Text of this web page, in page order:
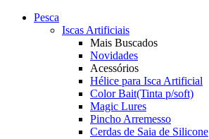
Pesca
Iscas Artificiais
Mais Buscados
Novidades
Acessórios
Hélice para Isca Artificial
Color Bait(Tinta p/soft)
Magic Lures
Pincho Arremesso
Cerdas de Saia de Silicone